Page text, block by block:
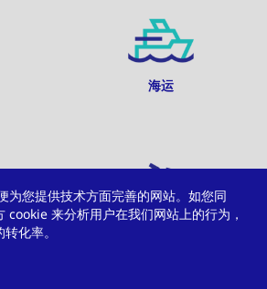
海运
为您提供技术方面完善的网站。如您同
cookie 来分析用户在我们网站上的行为，
化率。